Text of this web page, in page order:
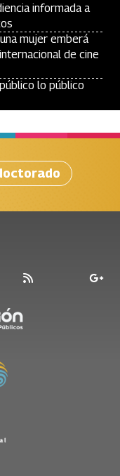
informada a
mujer emberá
de cine
lo público